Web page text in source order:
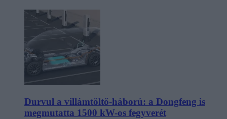
Durvul a villámtöltő-háború: a Dongfeng is
megmutatta 1500 kW-os fegyverét